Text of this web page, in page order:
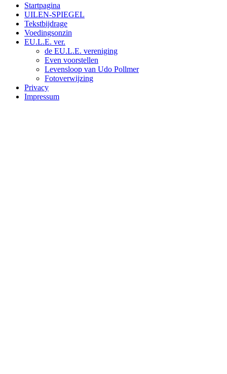
Startpagina
UILEN-SPIEGEL
Tekstbijdrage
Voedingsonzin
EU.L.E. ver.
de EU.L.E. vereniging
Even voorstellen
Levensloop van Udo Pollmer
Fotoverwijzing
Privacy
Impressum